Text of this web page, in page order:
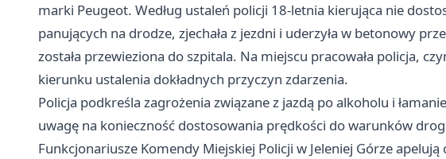
marki Peugeot. Według ustaleń policji 18-letnia kierująca nie
panujących na drodze, zjechała z jezdni i uderzyła w betonowy
została przewieziona do szpitala. Na miejscu pracowała policja,
kierunku ustalenia dokładnych przyczyn zdarzenia.
Policja podkreśla zagrożenia związane z jazdą po alkoholu i
uwagę na konieczność dostosowania prędkości do warunków
Funkcjonariusze Komendy Miejskiej Policji w Jeleniej Górze